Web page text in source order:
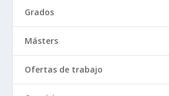
Grados
Másters
Ofertas de trabajo